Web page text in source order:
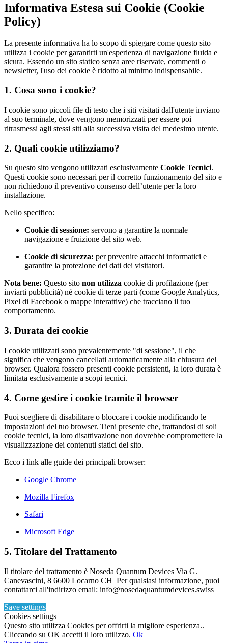
Informativa Estesa sui Cookie (Cookie
Policy)
La presente informativa ha lo scopo di spiegare come questo sito
utilizza i cookie per garantirti un'esperienza di navigazione fluida e
sicura. Essendo un sito statico senza aree riservate, commenti o
newsletter, l'uso dei cookie è ridotto al minimo indispensabile.
1. Cosa sono i cookie?
I cookie sono piccoli file di testo che i siti visitati dall'utente inviano
al suo terminale, dove vengono memorizzati per essere poi
ritrasmessi agli stessi siti alla successiva visita del medesimo utente.
2. Quali cookie utilizziamo?
Su questo sito vengono utilizzati esclusivamente Cookie Tecnici.
Questi cookie sono necessari per il corretto funzionamento del sito e
non richiedono il preventivo consenso dell’utente per la loro
installazione.
Nello specifico:
Cookie di sessione: servono a garantire la normale
navigazione e fruizione del sito web.
Cookie di sicurezza: per prevenire attacchi informatici e
garantire la protezione dei dati dei visitatori.
Nota bene: Questo sito non utilizza cookie di profilazione (per
inviarti pubblicità) né cookie di terze parti (come Google Analytics,
Pixel di Facebook o mappe interattive) che tracciano il tuo
comportamento.
3. Durata dei cookie
I cookie utilizzati sono prevalentemente "di sessione", il che
significa che vengono cancellati automaticamente alla chiusura del
browser. Qualora fossero presenti cookie persistenti, la loro durata è
limitata esclusivamente a scopi tecnici.
4. Come gestire i cookie tramite il browser
Puoi scegliere di disabilitare o bloccare i cookie modificando le
impostazioni del tuo browser. Tieni presente che, trattandosi di soli
cookie tecnici, la loro disattivazione non dovrebbe compromettere la
visualizzazione dei contenuti statici del sito.
Ecco i link alle guide dei principali browser:
Google Chrome
Mozilla Firefox
Safari
Microsoft Edge
5. Titolare del Trattamento
Il titolare del trattamento è Noseda Quantum Devices Via G.
Canevascini, 8 6600 Locarno CH Per qualsiasi informazione, puoi
contattarci all'indirizzo email: info@nosedaquantumdevices.swiss
Save settings
Cookies settings
Questo sito utilizza Cookies per offrirti la migliore esperienza..
Cliccando su OK accetti il loro utilizzo. Ok